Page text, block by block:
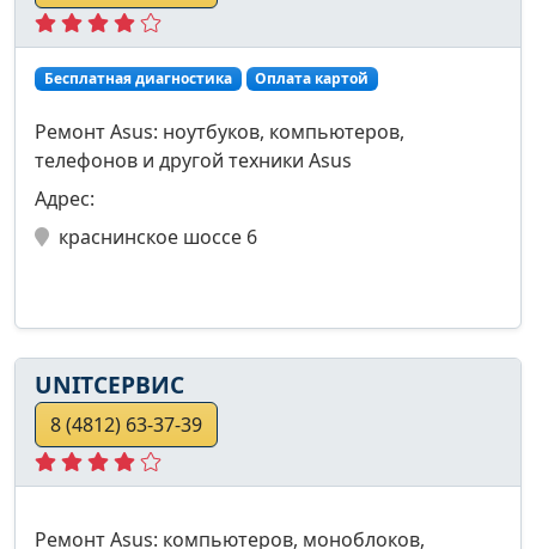
Бесплатная диагностика Оплата картой
Ремонт Asus: ноутбуков, компьютеров,
телефонов и другой техники Asus
Адрес:
краснинское шоссе 6
UNITСЕРВИС
8 (4812) 63-37-39
Ремонт Asus: компьютеров, моноблоков,